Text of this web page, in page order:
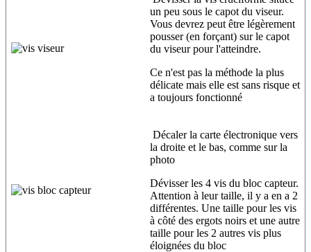
un peu sous le capot du viseur.
Vous devrez peut être légèrement
pousser (en forçant) sur le capot
du viseur pour l'atteindre.
Ce n'est pas la méthode la plus
délicate mais elle est sans risque et
a toujours fonctionné
Décaler la carte électronique vers
la droite et le bas, comme sur la
photo
Dévisser les 4 vis du bloc capteur.
Attention à leur taille, il y a en a 2
différentes. Une taille pour les vis
à côté des ergots noirs et une autre
taille pour les 2 autres vis plus
éloignées du bloc